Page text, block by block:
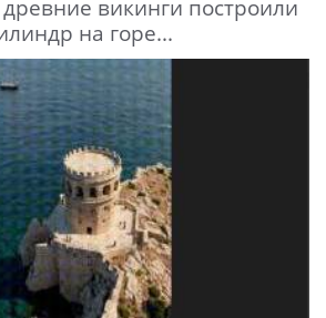
древние викинги построили
на горе...